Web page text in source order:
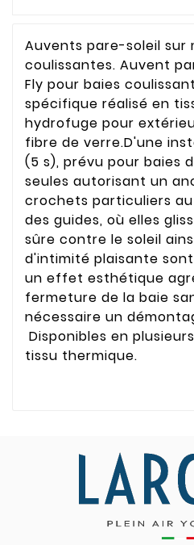
Auvents pare-soleil sur
coulissantes. Auvent
Fly pour baies
spécifique réalisé en
hydrofuge pour
fibre de verre.D'une
(5 s), prévu pour baies
seules autorisant un
crochets particuliers
des guides, où elles
sûre contre le soleil
d'intimité plaisante
un effet esthétique
fermeture de la baie
nécessaire un
Disponibles en
tissu thermique.